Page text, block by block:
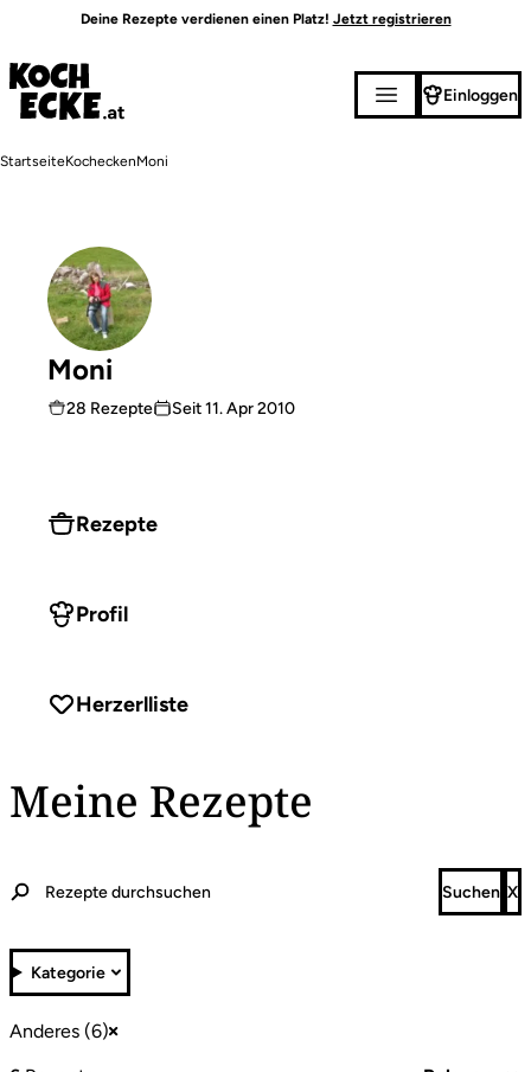
Inhalt
Deine Rezepte verdienen einen Platz! Jetzt registrieren
Einloggen
Pfadnavigation
StartseiteKocheckenMoni
Moni
28 Rezepte Seit11. Apr 2010
Rezepte
Profil
Herzerlliste
Meine Rezepte
Kategorie
Anderes (6)